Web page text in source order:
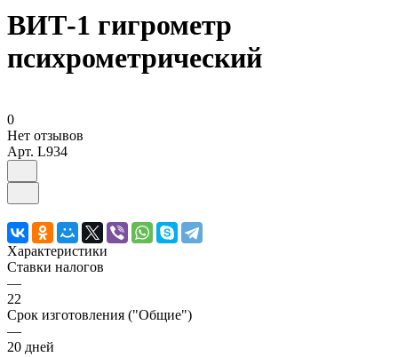
ВИТ-1 гигрометр
психрометрический
0
Нет отзывов
Арт. L934
Характеристики
Ставки налогов
—
22
Срок изготовления ("Общие")
—
20 дней